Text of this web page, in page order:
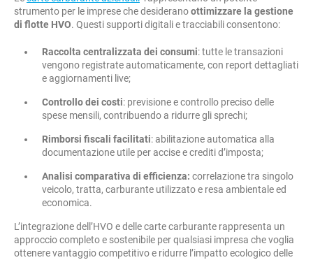
strumento per le imprese che desideranoottimizzare la gestione
di flotte HVO. Questi supporti digitali e tracciabili consentono:
Raccolta centralizzata dei consumi: tutte le transazioni
vengono registrate automaticamente, con report dettagliati
e aggiornamenti live;
Controllo dei costi: previsione e controllo preciso delle
spese mensili, contribuendo a ridurre gli sprechi;
Rimborsi fiscali facilitati: abilitazione automatica alla
documentazione utile per accise e crediti d’imposta;
Analisi comparativa di efficienza: correlazione tra singolo
veicolo, tratta, carburante utilizzato e resa ambientale ed
economica.
L’integrazione dell’HVO e delle carte carburante rappresenta un
approccio completo e sostenibile per qualsiasi impresa che voglia
ottenere vantaggio competitivo e ridurre l’impatto ecologico delle